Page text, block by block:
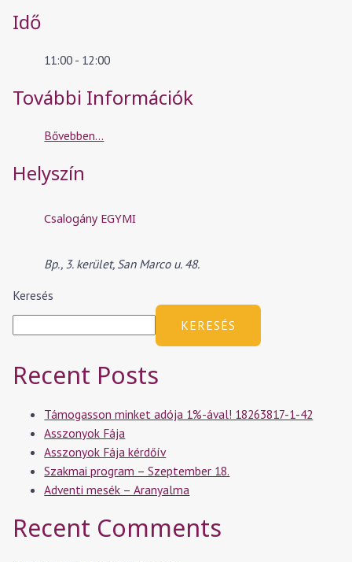
Idő
11:00 - 12:00
További Információk
Bővebben...
Helyszín
Csalogány EGYMI
Bp., 3. kerület, San Marco u. 48.
Keresés
KERESÉS
Recent Posts
Támogasson minket adója 1%-ával! 18263817-1-42
Asszonyok Fája
Asszonyok Fája kérdőív
Szakmai program – Szeptember 18.
Adventi mesék – Aranyalma
Recent Comments